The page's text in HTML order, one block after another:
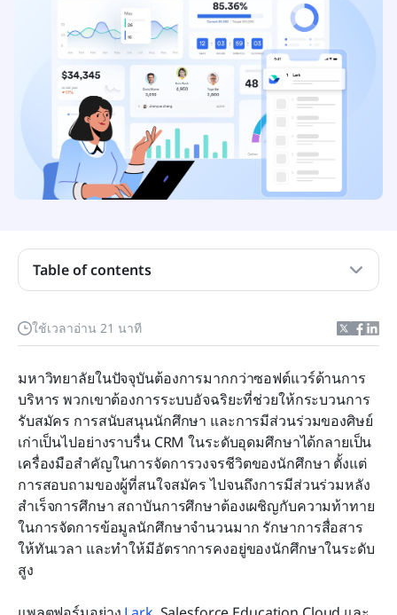
ใช้เวลาอ่าน 21 นาที
มหาวิทยาลัยในปัจจุบันต้องการมากกว่าซอฟต์แวร์ด้านการ
บริหาร พวกเขาต้องการระบบอัจฉริยะที่ช่วยให้กระบวนการ
รับสมัคร การสนับสนุนนักศึกษา และการมีส่วนร่วมของศิษย์
เก่าเป็นไปอย่างราบรื่น CRM ในระดับอุดมศึกษาได้กลายเป็น
เครื่องมือสำคัญในการจัดการวงจรชีวิตของนักศึกษา ตั้งแต่
การสอบถามของผู้ที่สนใจสมัคร ไปจนถึงการมีส่วนร่วมหลัง
สำเร็จการศึกษา สถาบันการศึกษาต้องเผชิญกับความท้าทาย
ในการจัดการข้อมูลนักศึกษาจำนวนมาก รักษาการสื่อสาร
ให้ทันเวลา และทำให้มีอัตราการคงอยู่ของนักศึกษาในระดับ
สูง
Table of contents
CRM คืออะไรในระดับอุดมศึกษา
ความสำคัญของระบบ CRM ในการศึกษาระดับ
อุดมศึกษา
CRM ในระดับอุดมศึกษามีค่าใช้จ่ายเท่าไร?
12 เครื่องมือ CRM ที่ดีที่สุดสำหรับการศึกษาระดับ
อุดมศึกษา
วิธีเลือก CRM ที่เหมาะสมสำหรับสถาบันของคุณ
ความท้าทายและแนวปฏิบัติที่ดีที่สุด
บทสรุป